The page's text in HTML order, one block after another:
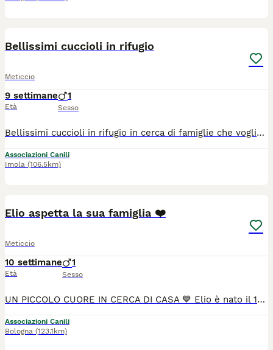
Bellissimi cuccioli in rifugio
Meticcio
9 settimane
Età
1
Sesso
Bellissimi cuccioli in rifugio in cerca di famiglie che vogliano salvarli. Taglia medie, circa venticinque chili da adulti, dai 2 mesi in su. Per informazioni chiamateci .34.0. 57.8. 3896. Obbligo di sterilizzazione, arrivano con servizio di staffetta.
Associazioni Canili
Imola (106.5km)
Elio aspetta la sua famiglia ❤️
Meticcio
10 settimane
Età
1
Sesso
UN PICCOLO CUORE IN CERCA DI CASA 💙 Elio è nato il 1° giugno 2026 insieme ai suoi fratelli e cresciuto con la sua mamma 💙 È ancora un cucciolo, con tutta la vita davanti e un mondo intero da scoprire. Ha bisogno di una famiglia che sappia accompagnarlo nella crescita, insegnargli con pazienza e soprattutto amarlo per sempre. Da adulto sarà una taglia media/medio-grande e potrà raggiungere la sua nuova famiglia i primi di settembre. Cerchiamo per lui una casa vera, persone responsabili e consapevoli dell'impegno che comporta crescere un cucciolo. 🐶❤️ Si trova in Sicilia ma arriva anche al centro o nord Italia. L'adozione sarà valutata tramite questionario pre-affido e colloquio conoscitivo con un volontario di zona.
Associazioni Canili
Bologna (123.1km)